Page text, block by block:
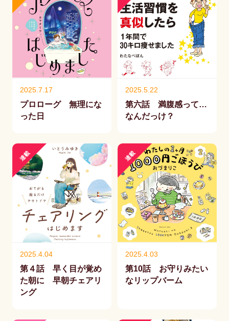
2025.7.17
プロローグ 無理にな
った日
2025.5.22
第六話 満腹感って…
なんだっけ？
連載
2025.4.04
第４話 早く目が覚め
た朝に 早朝チェアリ
ング
連載
2025.4.03
第10話 お守りみたい
なリップバーム